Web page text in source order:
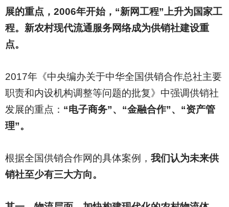
展的重点，2006年开始，“新网工程”上升为国家工
程。新农村现代流通服务网络成为供销社建设重
点。
2017年《中央编办关于中华全国供销合作总社主要
职责和内设机构调整等问题的批复》中强调供销社
发展的重点： “电子商务”、“金融合作”、“资产管
理”。
根据全国供销合作网的具体案例， 我们认为未来供
销社至少有三大方向。